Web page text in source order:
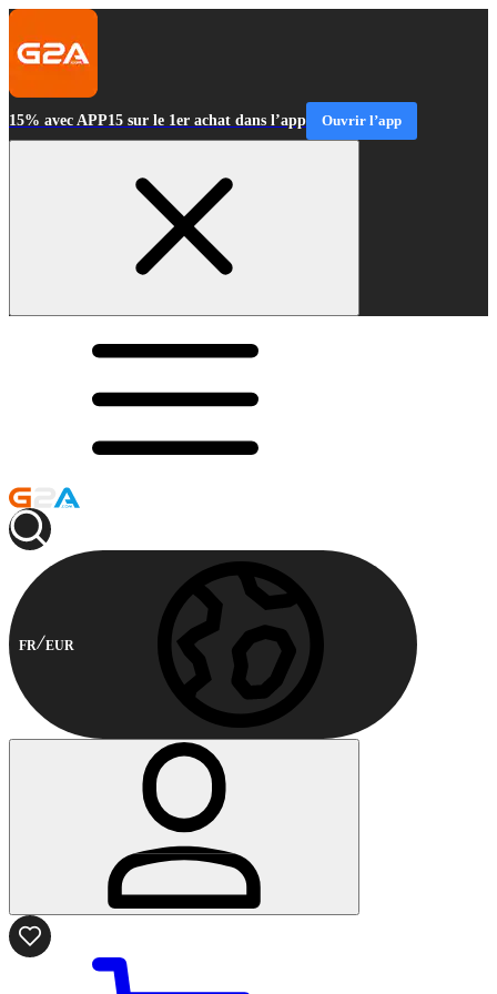
15% avec APP15 sur le 1er achat dans l’app Ouvrir l’app
FR EUR